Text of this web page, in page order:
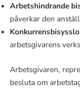
Arbetshindrande
påverkar den
arbetsgivarens
Arbetsgivaren,
besluta om